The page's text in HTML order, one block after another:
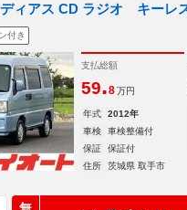
ディアス CD ラジオ キー
付き
支払総額
59.8 万円
年式 2012年
車検
車検整備付
保証
保証付
住所
茨城県 取手市